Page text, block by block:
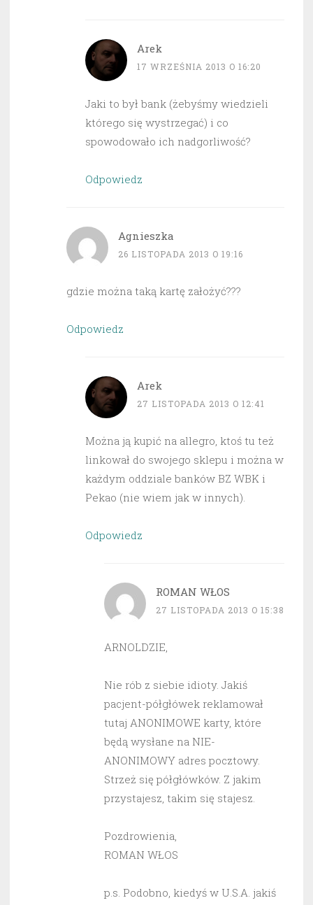
Arek
17 WRZEŚNIA 2013 O 16:20
Jaki to był bank (żebyśmy wiedzieli
którego się wystrzegać) i co
spowodowało ich nadgorliwość?
Odpowiedz
Agnieszka
26 LISTOPADA 2013 O 19:16
gdzie można taką kartę założyć???
Odpowiedz
Arek
27 LISTOPADA 2013 O 12:41
Można ją kupić na allegro, ktoś tu też
linkował do swojego sklepu i można w
każdym oddziale banków BZ WBK i
Pekao (nie wiem jak w innych).
Odpowiedz
ROMAN WŁOS
27 LISTOPADA 2013 O 15:38
ARNOLDZIE,
Nie rób z siebie idioty. Jakiś
pacjent-półgłówek reklamował
tutaj ANONIMOWE karty, które
będą wysłane na NIE-
ANONIMOWY adres pocztowy.
Strzeż się półgłówków. Z jakim
przystajesz, takim się stajesz.
Pozdrowienia,
ROMAN WŁOS
p.s. Podobno, kiedyś w U.S.A. jakiś